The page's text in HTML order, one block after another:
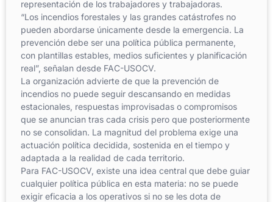
representación de los trabajadores y trabajadoras.
“Los incendios forestales y las grandes catástrofes no
pueden abordarse únicamente desde la emergencia. La
prevención debe ser una política pública permanente,
con plantillas estables, medios suficientes y planificación
real”, señalan desde FAC-USOCV.
La organización advierte de que la prevención de
incendios no puede seguir descansando en medidas
estacionales, respuestas improvisadas o compromisos
que se anuncian tras cada crisis pero que posteriormente
no se consolidan. La magnitud del problema exige una
actuación política decidida, sostenida en el tiempo y
adaptada a la realidad de cada territorio.
Para FAC-USOCV, existe una idea central que debe guiar
cualquier política pública en esta materia: no se puede
exigir eficacia a los operativos si no se les dota de